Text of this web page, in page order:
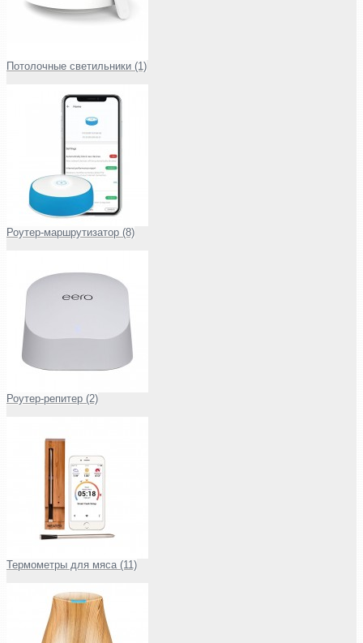
Потолочные светильники (1)
Роутер-маршрутизатор (8)
Роутер-репитер (2)
Термометры для мяса (11)